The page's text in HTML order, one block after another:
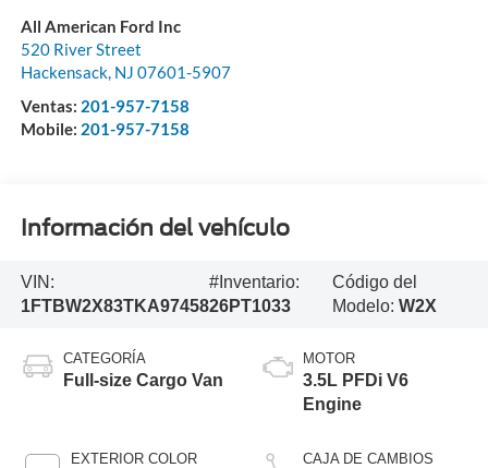
All American Ford Inc
520 River Street
Hackensack, NJ 07601-5907
Ventas: 201-957-7158
Mobile: 201-957-7158
Información del vehículo
VIN:
1FTBW2X83TKA97458
#Inventario:
26PT1033
Código del
Modelo: W2X
CATEGORÍA
Full-size Cargo Van
EXTERIOR COLOR
MOTOR
3.5L PFDi V6
Engine
CAJA DE CAMBIOS